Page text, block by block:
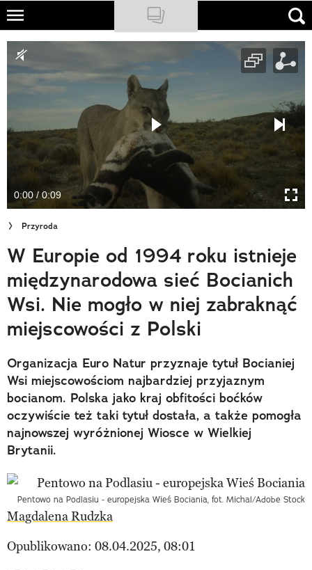
Skip
main
content
NATIONAL GEOGRAPHIC
TRAVELER
PODCASTY
Sklep
Newsletter
Cuda Polski
Wielki Konkurs Fotograficzny
Trendbook Podróżniczy
Polecane
0:00 / 0:09
Przyroda
W Europie od 1994 roku istnieje
międzynarodowa sieć Bocianich
Wsi. Nie mogło w niej zabraknąć
miejscowości z Polski
Organizacja Euro Natur przyznaje tytuł Bocianiej
Wsi miejscowościom najbardziej przyjaznym
bocianom. Polska jako kraj obfitości boćków
oczywiście też taki tytuł dostała, a także pomogła
najnowszej wyróżnionej Wiosce w Wielkiej
Brytanii.
Pentowo na Podlasiu - europejska Wieś Bociania, fot. Michal/Adobe Stock
Magdalena Rudzka
Opublikowano: 08.04.2025, 08:01